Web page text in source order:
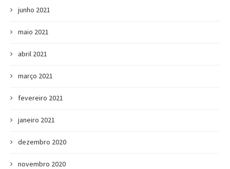
junho 2021
maio 2021
abril 2021
março 2021
fevereiro 2021
janeiro 2021
dezembro 2020
novembro 2020